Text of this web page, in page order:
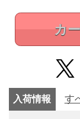
カ
入荷情報 す